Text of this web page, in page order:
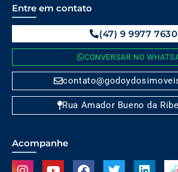
Entre em contato
(47) 9 9977 7630
CONVERSAR NO
Rua Amador Bueno da
Acompanhe